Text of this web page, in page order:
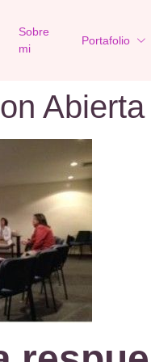
Sobre
mi
Portafolio